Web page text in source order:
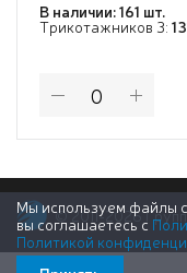
В наличии: 161 шт.
Трикотажников 3:
© 2011-2026
Мы используем файлы
вы соглашаетесь с
Политикой